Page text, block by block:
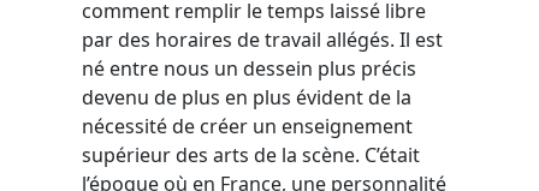
comment remplir le temps laissé libre
par des horaires de travail allégés. Il est
né entre nous un dessein plus précis
devenu de plus en plus évident de la
nécessité de créer un enseignement
supérieur des arts de la scène. C’était
l’époque où en France, une personnalité